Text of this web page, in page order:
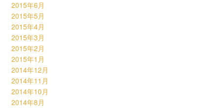
2015年6月
2015年5月
2015年4月
2015年3月
2015年2月
2015年1月
2014年12月
2014年11月
2014年10月
2014年8月